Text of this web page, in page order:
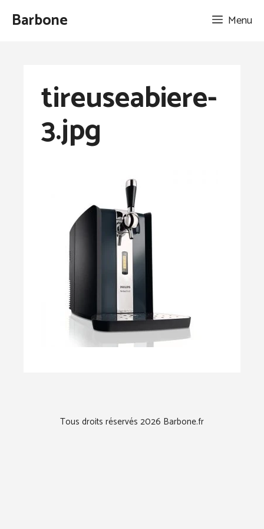
AllerBarbone Menu
tireuseabiere-
3.jpg
Tous droits réservés 2026 Barbone.fr